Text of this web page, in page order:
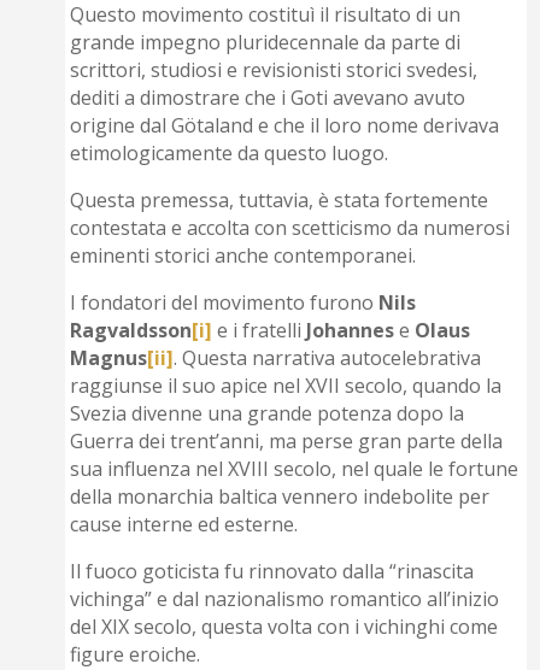
Questo movimento costituì il risultato di un
grande impegno pluridecennale da parte di
scrittori, studiosi e revisionisti storici svedesi,
dediti a dimostrare che i Goti avevano avuto
origine dal Götaland e che il loro nome derivava
etimologicamente da questo luogo.
Questa premessa, tuttavia, è stata fortemente
contestata e accolta con scetticismo da numerosi
eminenti storici anche contemporanei.
I fondatori del movimento furono Nils
Ragvaldsson[i] e i fratelli Johannese Olaus
Magnus[ii]. Questa narrativa autocelebrativa
raggiunse il suo apice nel XVII secolo, quando la
Svezia divenne una grande potenza dopo la
Guerra dei trent’anni, ma perse gran parte della
sua influenza nel XVIII secolo, nel quale le fortune
della monarchia baltica vennero indebolite per
cause interne ed esterne.
Il fuoco goticista fu rinnovato dalla “rinascita
vichinga” e dal nazionalismo romantico all’inizio
del XIX secolo, questa volta con i vichinghi come
figure eroiche.